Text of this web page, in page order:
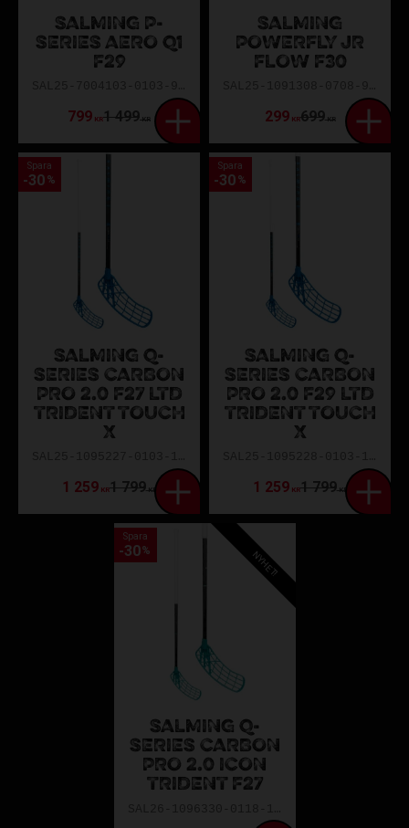
SALMING P-
SERIES AERO Q1
F29
799 KR1 499KR
SALMING
POWERFLY JR
FLOW F30
299KR699KR
SALMING Q-
SERIES CARBON
PRO 2.0 F27 LTD
TRIDENT TOUCH
X
1 259KR1 799KR
Spara
30 %
SALMING Q-
SERIES CARBON
PRO 2.0 F29 LTD
TRIDENT TOUCH
X
1 259KR1 799KR
Spara
30 %
SALMING Q-
SERIES CARBON
PRO 2.0 ICON
TRIDENT F27
Spara
30% NYHET!